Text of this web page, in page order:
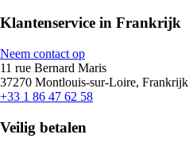
Klantenservice in Frankrijk
Neem contact op
11 rue Bernard Maris
37270 Montlouis-sur-Loire, Frankrijk
+33 1 86 47 62 58
Veilig betalen